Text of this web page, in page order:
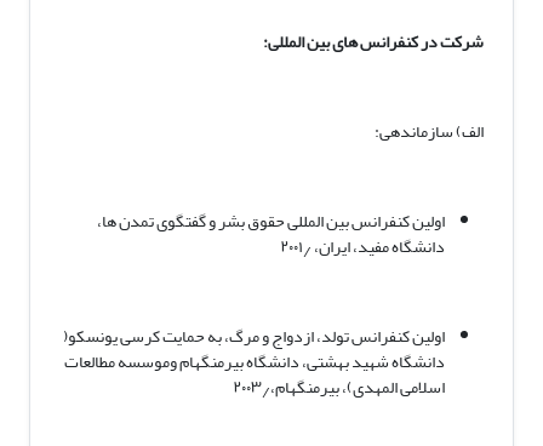
شرکت در کنفرانس های بین المللی:
الف) سازماندهی:
اولین کنفرانس بین المللی حقوق بشر و گفتگوی تمدن ها،
دانشگاه مفید، ایران، ۲۰۰۱٫
اولین کنفرانس تولد، ازدواج و مرگ، به حمایت کرسی یونسکو(
دانشگاه شهید بهشتی، دانشگاه بیرمنگهام وموسسه مطالعات
اسلامی المهدی)، بیرمنگهام،۲۰۰۳٫